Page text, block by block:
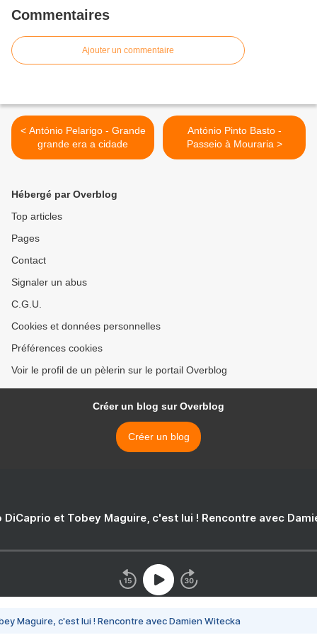
Commentaires
Ajouter un commentaire
< António Pelarigo - Grande
grande era a cidade
António Pinto Basto -
Passeio à Mouraria >
Hébergé par Overblog
Top articles
Pages
Contact
Signaler un abus
C.G.U.
Cookies et données personnelles
Préférences cookies
Voir le profil de un pèlerin sur le portail Overblog
Créer un blog sur Overblog
Créer un blog
DiCaprio et Tobey Maguire, c'est lui ! Rencontre avec
Maguire, c'est lui ! Rencontre avec Damien Witecka